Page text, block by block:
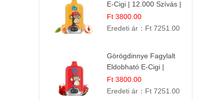
E-Cigi | 12.000 Szívás |
Frissítő Barack Íz
Ft 3800.00
Eredeti ár： Ft 7251.00
Görögdinnye Fagylalt
Eldobható E-Cigi |
12.000 Szívás | Édes
Vízidín Íz
Ft 3800.00
Eredeti ár： Ft 7251.00